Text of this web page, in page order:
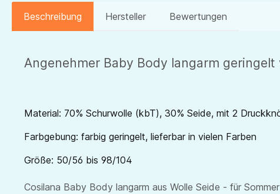
Beschreibung Hersteller Bewertungen
Angenehmer Baby Body langarm
Material: 70% Schurwolle (kbT), 30% Seide, mit 2
Farbgebung: farbig geringelt, lieferbar in vielen Farben
Größe: 50/56 bis 98/104
Cosilana Baby Body langarm aus Wolle Seide - für